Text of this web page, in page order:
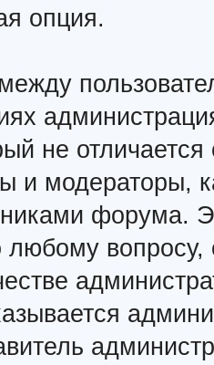
опция.
не отличается
и модераторы,
форума.
любому